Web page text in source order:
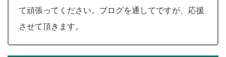
て頑張ってください。ブログを通してですが、応援
させて頂きます。